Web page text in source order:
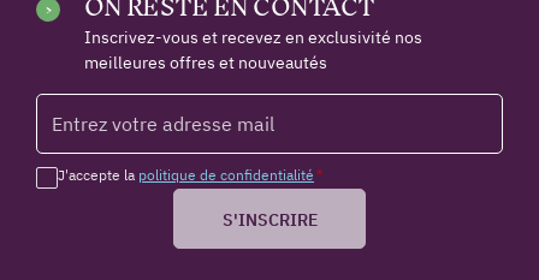
Inscrivez-vous et recevez en exclusivité nos
meilleures offres et nouveautés
J'accepte la politique de confidentialité *
S'INSCRIRE